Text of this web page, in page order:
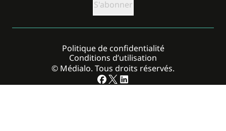
© Médialo. Tous droits réservés.
Politique de confidentialité
Conditions d’utilisation